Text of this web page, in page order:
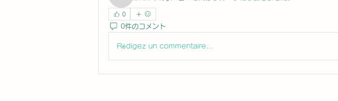
0
0件のコメント
Rédigez un commentaire...